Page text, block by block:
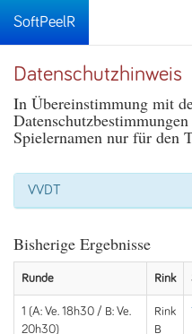
SoftPeelR
Datenschutzhinweis
In Übereinstimmung mit
Spielernamen nur für den
VVDT
Bisherige Ergebnisse
Runde Rink
1 (A: Ve. 18h30 / B: Ve.
20h30)
Rink
B